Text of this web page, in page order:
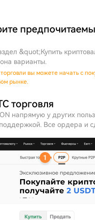
&quot;Купить
варианты.
вы можете начать с
рынке.
торговля
напрямую у других
Все ордера и